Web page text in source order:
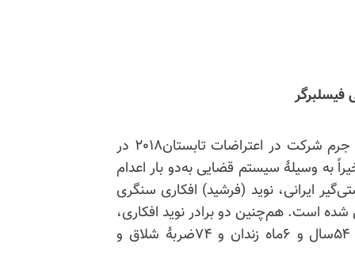
فیسلبرگر
رژیم حاکم بر ایران قهرمان کشتی نوید افکاری را که به جرم شرکت در اعتراضات تابستان۲۰۱۸ در
به وسیلهٔ سیستم قضایی به‌دو بار اعدام
کرد. کشتی‌گیر ایرانی، نوید (فرشید) افکاری سنگری
شده است. هم‌چنین دو برادر نوید افکاری،
وحید ۳۵ساله و حبیب ۲۹ساله هر کدام به ترتیب به ۵۴سال و ۶ماه زندان و ۷۴ضربهٔ شلاق و